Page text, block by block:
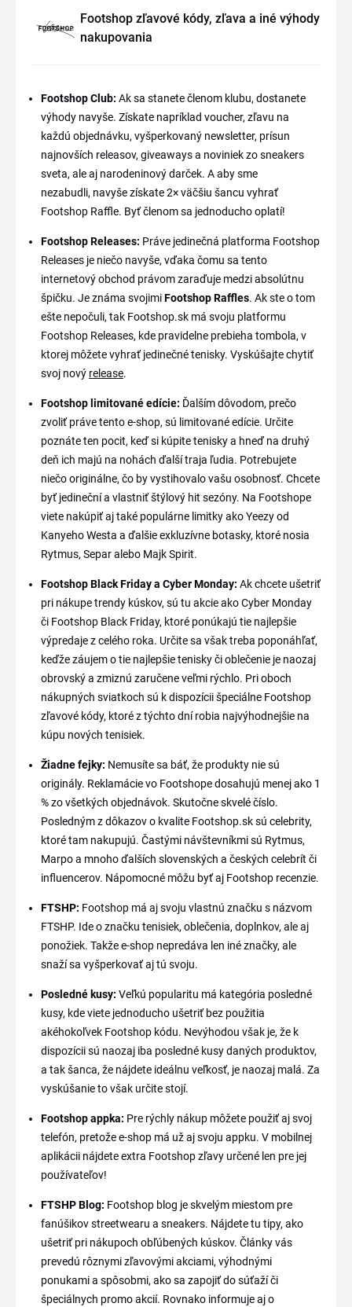
Footshop zľavové kódy, zľava a iné výhody
nakupovania
Footshop Club: Ak sa stanete členom klubu, dostanete
výhody navyše. Získate napríklad voucher, zľavu na
každú objednávku, vyšperkovaný newsletter, prísun
najnovších releasov, giveaways a noviniek zo sneakers
sveta, ale aj narodeninový darček. A aby sme
nezabudli, navyše získate 2× väčšiu šancu vyhrať
Footshop Raffle. Byť členom sa jednoducho oplatí!
Footshop Releases: Práve jedinečná platforma Footshop
Releases je niečo navyše, vďaka čomu sa tento
internetový obchod právom zaraďuje medzi absolútnu
špičku. Je známa svojimiFootshop Raffles. Ak ste o tom
ešte nepočuli, tak Footshop.sk má svoju platformu
Footshop Releases, kde pravidelne prebieha tombola, v
ktorej môžete vyhrať jedinečné tenisky. Vyskúšajte chytiť
svoj nový release.
Footshop limitované edície: Ďalším dôvodom, prečo
zvoliť práve tento e-shop, sú limitované edície. Určite
poznáte ten pocit, keď si kúpite tenisky a hneď na druhý
deň ich majú na nohách ďalší traja ľudia. Potrebujete
niečo originálne, čo by vystihovalo vašu osobnosť. Chcete
byť jedineční a vlastniť štýlový hit sezóny. Na Footshope
viete nakúpiť aj také populárne limitky ako Yeezy od
Kanyeho Westa a ďalšie exkluzívne botasky, ktoré nosia
Rytmus, Separ alebo Majk Spirit.
Footshop Black Friday a Cyber Monday: Ak chcete ušetriť
pri nákupe trendy kúskov, sú tu akcie ako Cyber Monday
či Footshop Black Friday, ktoré ponúkajú tie najlepšie
výpredaje z celého roka. Určite sa však treba poponáhľať,
keďže záujem o tie najlepšie tenisky či oblečenie je naozaj
obrovský a zmiznú zaručene veľmi rýchlo. Pri oboch
nákupných sviatkoch sú k dispozícii špeciálne Footshop
zľavové kódy, ktoré z týchto dní robia najvýhodnejšie na
kúpu nových tenisiek.
Žiadne fejky: Nemusíte sa báť, že produkty nie sú
originály. Reklamácie vo Footshope dosahujú menej ako 1
% zo všetkých objednávok. Skutočne skvelé číslo.
Posledným z dôkazov o kvalite Footshop.sk sú celebrity,
ktoré tam nakupujú. Častými návštevníkmi sú Rytmus,
Marpo a mnoho ďalších slovenských a českých celebrít či
influencerov. Nápomocné môžu byť aj Footshop recenzie.
FTSHP: Footshop má aj svoju vlastnú značku s názvom
FTSHP. Ide o značku tenisiek, oblečenia, doplnkov, ale aj
ponožiek. Takže e-shop nepredáva len iné značky, ale
snaží sa vyšperkovať aj tú svoju.
Posledné kusy: Veľkú popularitu má kategória posledné
kusy, kde viete jednoducho ušetriť bez použitia
akéhokoľvek Footshop kódu. Nevýhodou však je, že k
dispozícii sú naozaj iba posledné kusy daných produktov,
a tak šanca, že nájdete ideálnu veľkosť, je naozaj malá. Za
vyskúšanie to však určite stojí.
Footshop appka: Pre rýchly nákup môžete použiť aj svoj
telefón, pretože e-shop má už aj svoju appku. V mobilnej
aplikácii nájdete extra Footshop zľavy určené len pre jej
používateľov!
FTSHP Blog: Footshop blog je skvelým miestom pre
fanúšikov streetwearu a sneakers. Nájdete tu tipy, ako
ušetriť pri nákupoch obľúbených kúskov. Články vás
prevedú rôznymi zľavovými akciami, výhodnými
ponukami a spôsobmi, ako sa zapojiť do súťaží či
špeciálnych promo akcií. Rovnako informuje aj o